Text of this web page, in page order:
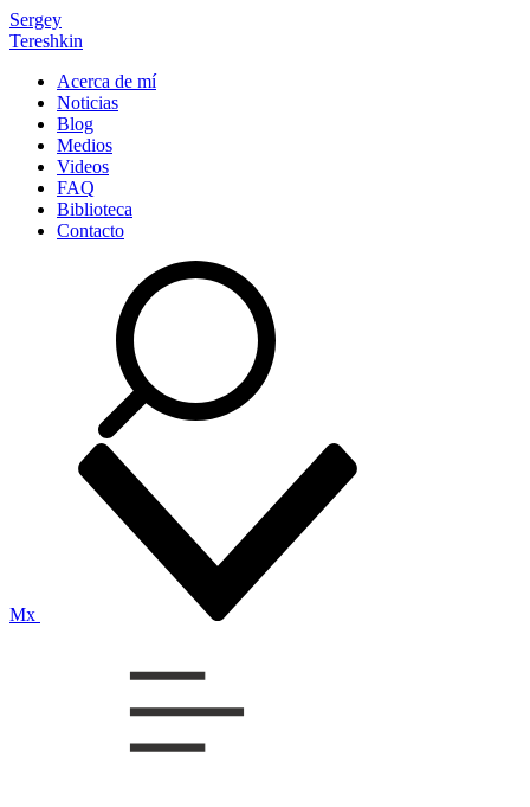
Sergey
Tereshkin
Acerca de mí
Noticias
Blog
Medios
Videos
FAQ
Biblioteca
Contacto
Mx